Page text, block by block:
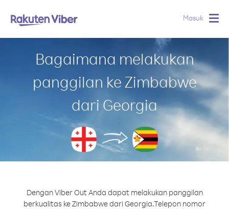
Masuk
Bagaimana melakukan
panggilan ke Zimbabwe
dari Georgia
Dengan Viber Out Anda dapat melakukan panggilan
berkualitas ke Zimbabwe dari Georgia.Telepon nomor